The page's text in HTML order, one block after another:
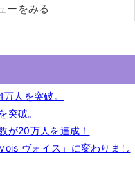
ーをみる
人を突破。
破。
20万人を達成！
ヴォイス」に変わりまし